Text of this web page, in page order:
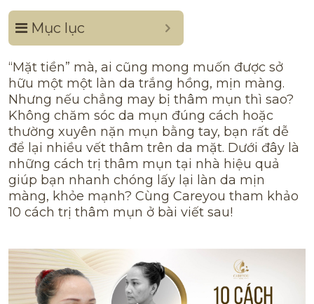
Mục lục
“Mặt tiền” mà, ai cũng mong muốn được sở
hữu một một làn da trắng hồng, mịn màng.
Nhưng nếu chẳng may bị thâm mụn thì sao?
Không chăm sóc da mụn đúng cách hoặc
thường xuyên nặn mụn bằng tay, bạn rất dễ
để lại nhiều vết thâm trên da mặt. Dưới đây là
những cách trị thâm mụn tại nhà hiệu quả
giúp bạn nhanh chóng lấy lại làn da mịn
màng, khỏe mạnh? Cùng Careyou tham khảo
10 cách trị thâm mụn ở bài viết sau!